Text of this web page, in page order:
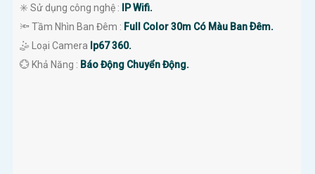
✳️ Sử dụng công nghệ :
IP Wifi.
🔦 Tầm Nhìn Ban Đêm : Full Color 30m Có Màu Ban Ðêm.
🤹 Loại Camera Ip67 360.
️💮 Khả Năng : Báo Động Chuyển Động.